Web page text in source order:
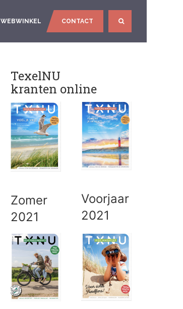
WEBWINKEL CONTACT
TexelNU
kranten online
Zomer
2021
Voorjaar
2021